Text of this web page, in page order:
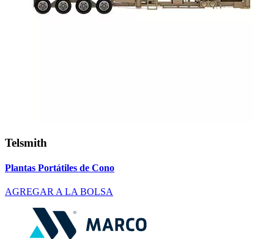
Telsmith
Plantas Portátiles de Cono
AGREGAR A LA BOLSA